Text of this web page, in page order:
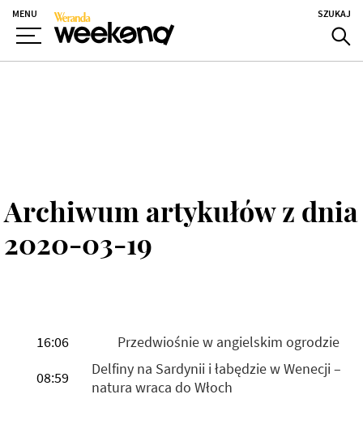
MENU SZUKAJ
Archiwum artykułów z dnia
2020-03-19
16:06
Przedwiośnie w angielskim ogrodzie
08:59
Delfiny na Sardynii i łabędzie w Wenecji –
natura wraca do Włoch